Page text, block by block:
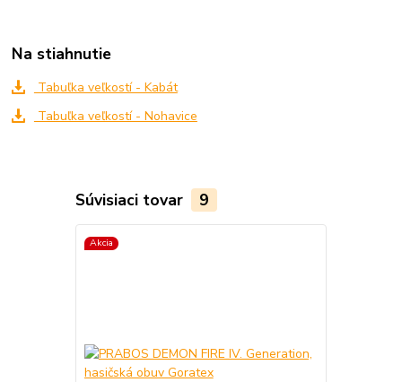
Na stiahnutie
Tabuľka veľkostí - Kabát
Tabuľka veľkostí - Nohavice
Súvisiaci tovar 9
Akcia